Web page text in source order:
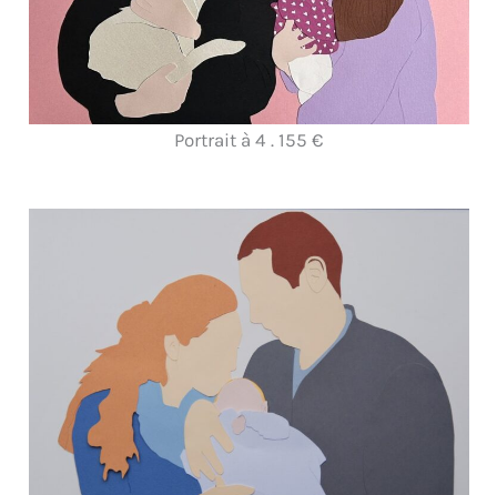
Portrait à 4 . 155 €